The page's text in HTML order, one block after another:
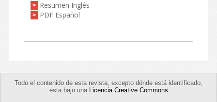
> Resumen Inglés
> PDF Español
Todo el contenido de esta revista, excepto dónde está identificado,
esta bajo una Licencia Creative Commons